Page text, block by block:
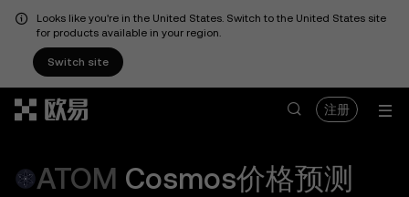
Looks like you're in the United States. Switch to the United States site
for products available in your region.
Switch site
注册
ATOM Cosmos价格预测